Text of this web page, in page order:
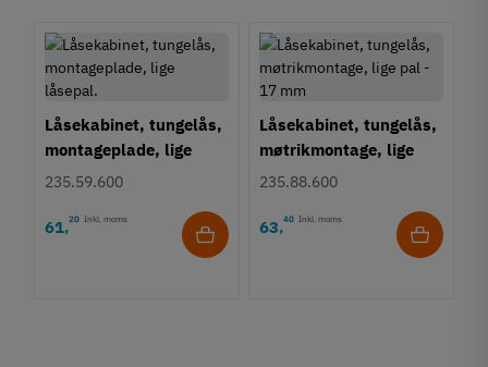
Låsekabinet, tungelås,
montageplade, lige
låsepal.
235.59.600
61,20 Inkl. moms
Låsekabinet, tungelås,
møtrikmontage, lige
pal - 17 mm
235.88.600
63,40 Inkl. moms